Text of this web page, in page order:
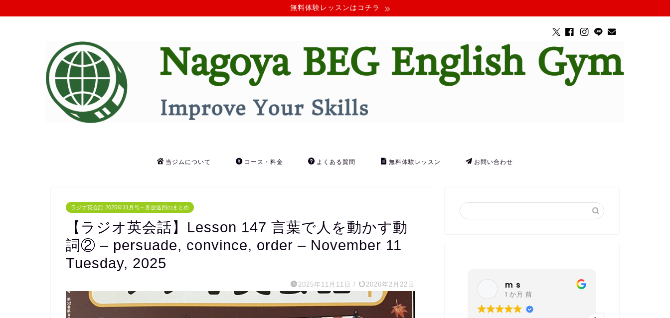
無料体験レッスンはコチラ
当ジムについて コース・料金 よくある質問 無料体験レッスン お問い合わせ
ラジオ英会話 2025年11月号～各放送回のまとめ
【ラジオ英会話】Lesson 147 言葉で人を動かす動
詞② – persuade, convince, order – November 11
Tuesday, 2025
2025年11月11日 / 2026年2月22日
m s
1 か月 前
nagoya sh
6 か月 前